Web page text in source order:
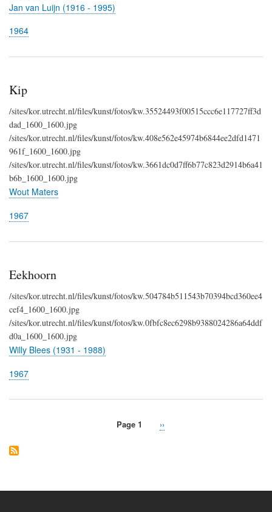
Jan van Luijn (1916 - 1995)
1964
Kip
/sites/kor.utrecht.nl/files/kunst/fotos/kw.35524493f00515ccc6e117727ff3d
dad_1600_1600.jpg
/sites/kor.utrecht.nl/files/kunst/fotos/kw.408e562e45974b6844ee2dfd1471
961f_1600_1600.jpg
/sites/kor.utrecht.nl/files/kunst/fotos/kw.3661dc0d7ff6b77c823d2914b6a41
b6b_1600_1600.jpg
Wout Maters
1967
Eekhoorn
/sites/kor.utrecht.nl/files/kunst/fotos/kw.504784b511543b70394bcd360ee4
cef4_1600_1600.jpg
/sites/kor.utrecht.nl/files/kunst/fotos/kw.0fbfc8ec6298b9388024286a64ddf
d0a_1600_1600.jpg
Willy Blees (1931 - 1988)
1967
Page 1
Next
››